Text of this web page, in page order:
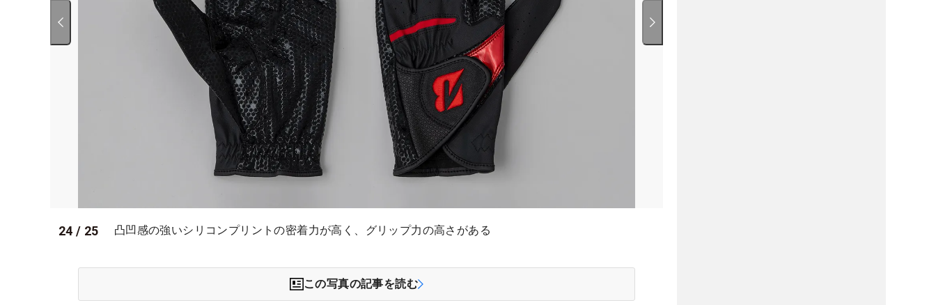
24 / 25 凸凹感の強いシリコンプリントの密着力が高く、グリップ力の高さがある
この写真の記事を読む